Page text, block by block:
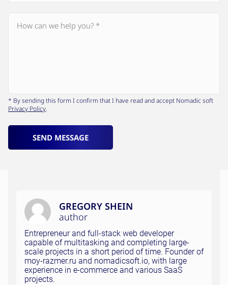
* By sending this form I confirm that I have read and accept Nomadic soft
Privacy Policy.
SEND MESSAGE
GREGORY SHEIN
author
Entrepreneur and full-stack web developer
capable of multitasking and completing large-
scale projects in a short period of time. Founder of
moy-razmer.ru and nomadicsoft.io, with large
experience in e-commerce and various SaaS
projects.